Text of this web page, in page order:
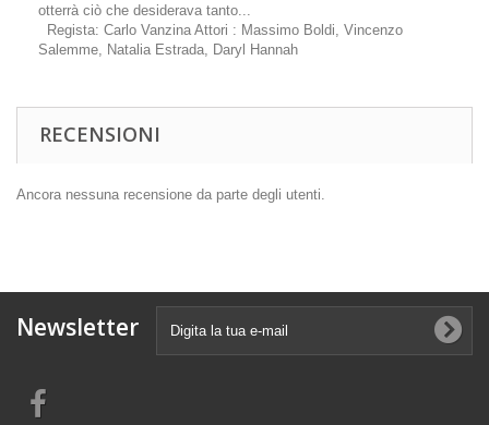
otterrà ciò che desiderava tanto...
Regista: Carlo Vanzina Attori : Massimo Boldi, Vincenzo
Salemme, Natalia Estrada, Daryl Hannah
RECENSIONI
Ancora nessuna recensione da parte degli utenti.
Newsletter